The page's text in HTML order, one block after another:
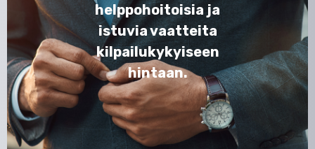
helppohoitoisia ja
istuvia vaatteita
kilpailukykyiseen
hintaan.